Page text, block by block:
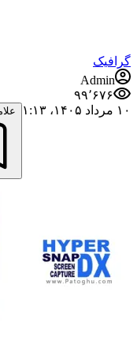
گرافیک
Admin
۹۹٬۶۷۶
۱۰ مرداد ۱۴۰۵،‏ ۱:۱۳